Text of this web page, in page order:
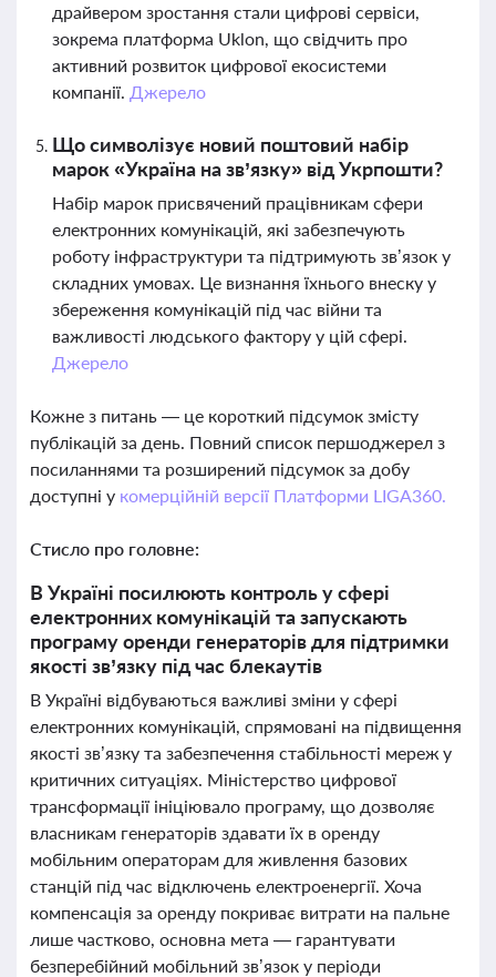
драйвером зростання стали цифрові сервіси,
зокрема платформа Uklon, що свідчить про
активний розвиток цифрової екосистеми
компанії. Джерело
Що символізує новий поштовий набір
марок «Україна на зв’язку» від Укрпошти?
Набір марок присвячений працівникам сфери
електронних комунікацій, які забезпечують
роботу інфраструктури та підтримують зв’язок у
складних умовах. Це визнання їхнього внеску у
збереження комунікацій під час війни та
важливості людського фактору у цій сфері.
Джерело
Кожне з питань — це короткий підсумок змісту
публікацій за день. Повний список першоджерел з
посиланнями та розширений підсумок за добу
доступні у комерційній версії Платформи LIGA360.
Стисло про головне:
В Україні посилюють контроль у сфері
електронних комунікацій та запускають
програму оренди генераторів для підтримки
якості зв’язку під час блекаутів
В Україні відбуваються важливі зміни у сфері
електронних комунікацій, спрямовані на підвищення
якості зв’язку та забезпечення стабільності мереж у
критичних ситуаціях. Міністерство цифрової
трансформації ініціювало програму, що дозволяє
власникам генераторів здавати їх в оренду
мобільним операторам для живлення базових
станцій під час відключень електроенергії. Хоча
компенсація за оренду покриває витрати на пальне
лише частково, основна мета — гарантувати
безперебійний мобільний зв’язок у періоди